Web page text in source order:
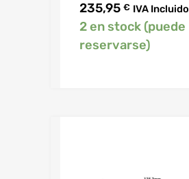
235,95 € IVA Incluido
2 en stock (puede
reservarse)